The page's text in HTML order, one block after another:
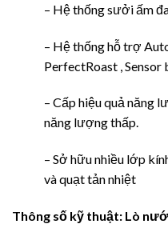
– Hệ thống sưởi ấm
– Hệ thống hỗ trợ
PerfectRoast ,
– Cấp hiệu quả năng
năng lượng thấp.
– Sở hữu nhiều lớp
và quạt tản nhiệt
Thông số kỹ thuật: Lò